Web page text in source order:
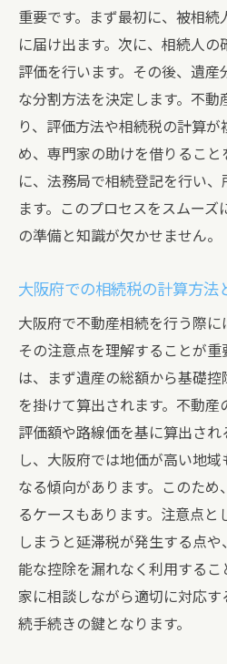
司法書士や弁護士の
相続税申告の期限と
トラブルを防ぐため
ト
大阪府での不動産相続の
不動産の評価額を正
相続税の軽減措置と
遺産分割協議の事前
不動産管理のための
生前贈与を行う際の
不動産相続の流れと大阪
相続発生から登記完
大阪府での相続登記
相続税の納付方法と
不動産相続に関する
相続登記を行うため
方法
遺産分割協議書の作
大阪府で不動産相続をス
重要です。まず最初に、被相続
に届け出ます。次に、相続人
評価を行います。その後、遺産
な分割方法を決定します。不動
り、評価方法や相続税の計算
め、専門家の助けを借りること
に、法務局で相続登記を行い
ます。このプロセスをスムー
の準備と知識が欠かせません。
大阪府での相続税の計算方法
大阪府で不動産相続を行う際に
その注意点を理解することが
は、まず遺産の総額から基礎
を掛けて算出されます。不動
評価額や路線価を基に算出さ
し、大阪府では地価が高い地
なる傾向があります。このため
るケースもあります。注意点と
しまうと延滞税が発生する点
能な控除を漏れなく利用するこ
家に相談しながら適切に対応
続手続きの鍵となります。